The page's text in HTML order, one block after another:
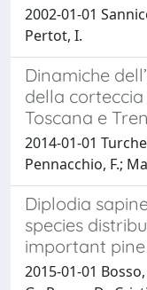
2002-01-01
Pertot, I.
Dinamiche
della
Toscana e
2014-01-01
Pennacchio, F.;
Diplodia
species
important
2015-01-01